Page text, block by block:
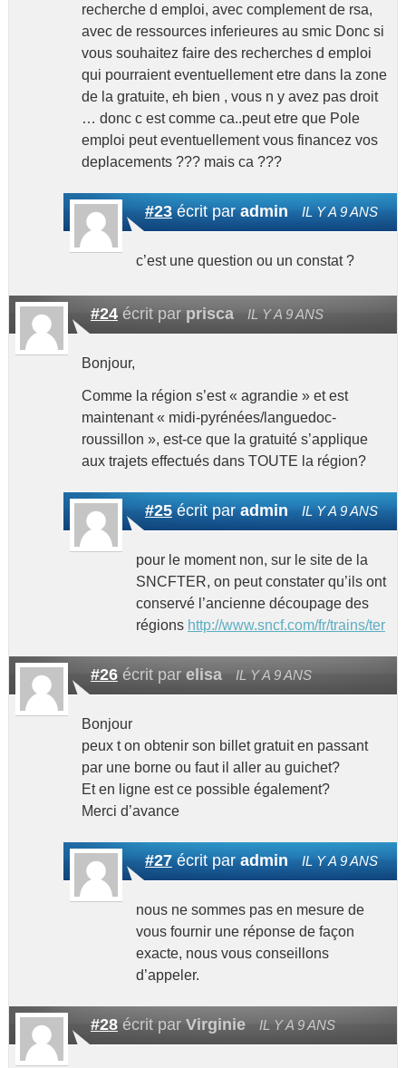
recherche d emploi, avec complement de rsa,
avec de ressources inferieures au smic Donc si
vous souhaitez faire des recherches d emploi
qui pourraient eventuellement etre dans la zone
de la gratuite, eh bien , vous n y avez pas droit
… donc c est comme ca..peut etre que Pole
emploi peut eventuellement vous financez vos
deplacements ??? mais ca ???
#23écrit paradmin IL Y A 9 ANS
c’est une question ou un constat ?
#24écrit par prisca IL Y A 9 ANS
Bonjour,
Comme la région s’est « agrandie » et est
maintenant « midi-pyrénées/languedoc-
roussillon », est-ce que la gratuité s’applique
aux trajets effectués dans TOUTE la région?
#25écrit paradmin IL Y A 9 ANS
pour le moment non, sur le site de la
SNCFTER, on peut constater qu’ils ont
conservé l’ancienne découpage des
régions http://www.sncf.com/fr/trains/ter
#26écrit par elisa IL Y A 9 ANS
Bonjour
peux t on obtenir son billet gratuit en passant
par une borne ou faut il aller au guichet?
Et en ligne est ce possible également?
Merci d’avance
#27écrit paradmin IL Y A 9 ANS
nous ne sommes pas en mesure de
vous fournir une réponse de façon
exacte, nous vous conseillons
d’appeler.
#28écrit par Virginie IL Y A 9 ANS